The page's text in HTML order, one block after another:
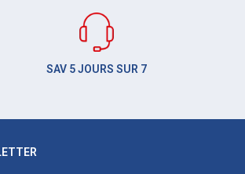
SAV 5 JOURS SUR 7